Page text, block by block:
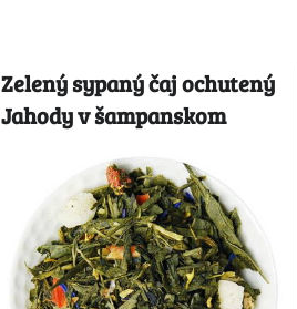
Zelený sypaný čaj ochutený
Jahody v šampanskom